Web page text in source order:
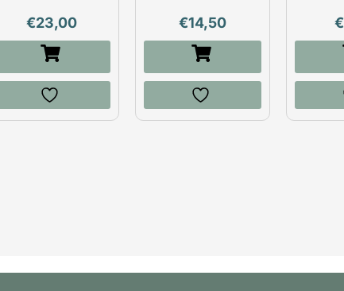
€23,00 €14,50 €